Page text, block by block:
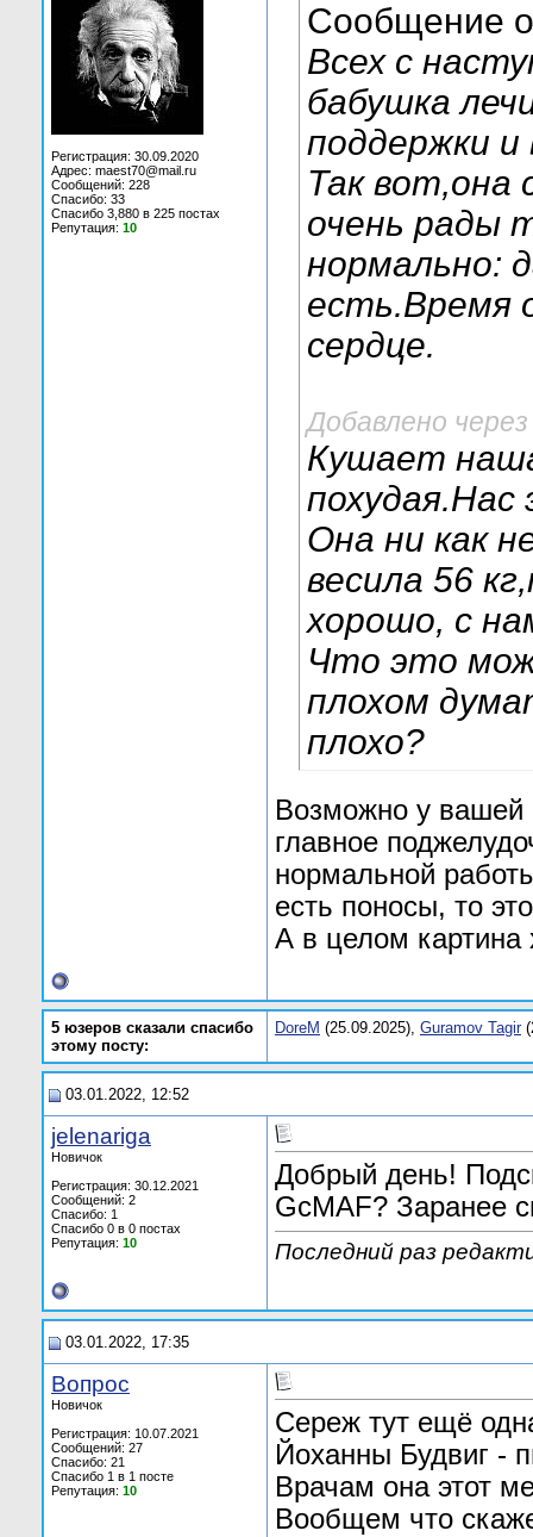
Регистрация: 30.09.2020
Адрес: maest70@mail.ru
Сообщений: 228
Спасибо: 33
Спасибо 3,880 в 225 постах
Репутация: 10
Сообщение
Всех с
бабушка
поддержки и
Так вот,она
очень рады
нормально:
есть.Время
сердце.
Добавлено
Кушает
Она ни как
весила 56
хорошо, с
Что это
плохом
плохо?
Возможно у вашей
главное
нормальной
есть поносы, то
А в целом
5 юзеров сказали спасибо
этому посту:
DoreM (25.09.2025), Guramov Tagir
03.01.2022, 12:52
jelenariga
Новичок
Регистрация: 30.12.2021
Сообщений: 2
Спасибо: 1
Спасибо 0 в 0 постах
Репутация: 10
Добрый день!
GcMAF? Заранее
Последний раз
03.01.2022, 17:35
Вопрос
Новичок
Регистрация: 10.07.2021
Сообщений: 27
Спасибо: 21
Спасибо 1 в 1 посте
Репутация: 10
Сереж тут ещё
Йоханны Будвиг -
Врачам она этот
Вообщем что